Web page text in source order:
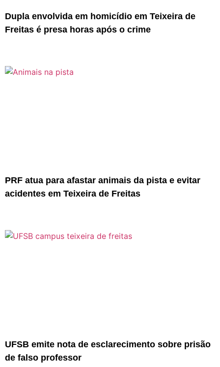
Dupla envolvida em homicídio em Teixeira de
Freitas é presa horas após o crime
PRF atua para afastar animais da pista e evitar
acidentes em Teixeira de Freitas
UFSB emite nota de esclarecimento sobre prisão
de falso professor